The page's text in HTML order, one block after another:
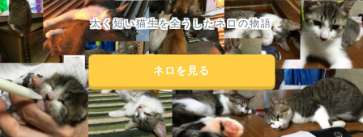
太く短い猫生を全うしたネロの物語
ネロを見る